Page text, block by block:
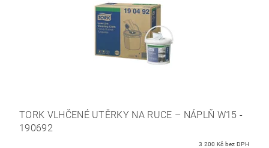
TORK VLHČENÉ UTĚRKY NA RUCE – NÁPLŇ W15 -
190692
3 200 Kč bez DPH